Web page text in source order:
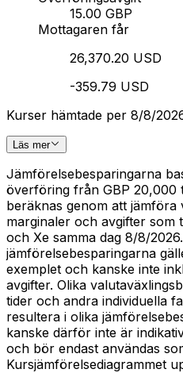
15.00 GBP
Mottagaren får
26,370.20 USD
-359.79 USD
Kurser hämtade per 8/8/
Läs mer
Jämförelsebesparingarna
överföring från GBP 20,000
beräknas genom att jämföra
marginaler och avgifter som
och Xe samma dag 8/8/
jämförelsebesparingarna
exemplet och kanske inte
avgifter. Olika
tider och andra individuella
resultera i olika
kanske därför inte är
och bör endast användas
Kursjämförelsediagrammet